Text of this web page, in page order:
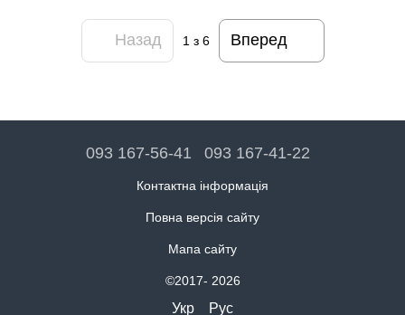
Назад 1 з 6 Вперед
093 167-56-41 093 167-41-22
Контактна інформація
Повна версія сайту
Мапа сайту
©2017- 2026
Укр Рус